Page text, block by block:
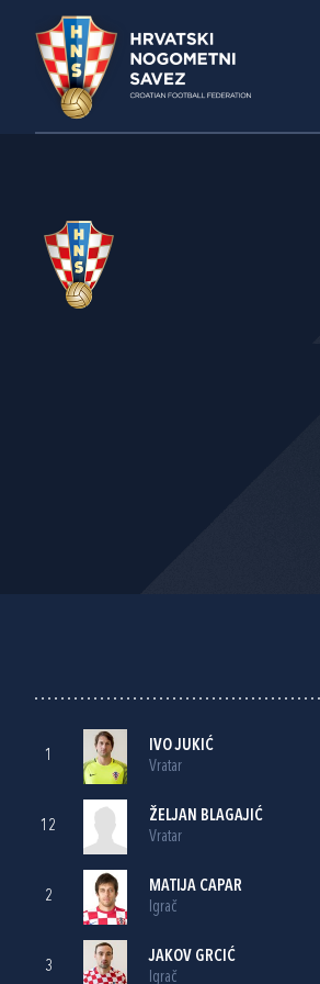
1
IVO JUKIĆ
Vratar
12
ŽELJAN BLAGAJIĆ
Vratar
2
MATIJA CAPAR
Igrač
3
JAKOV GRCIĆ
Igrač